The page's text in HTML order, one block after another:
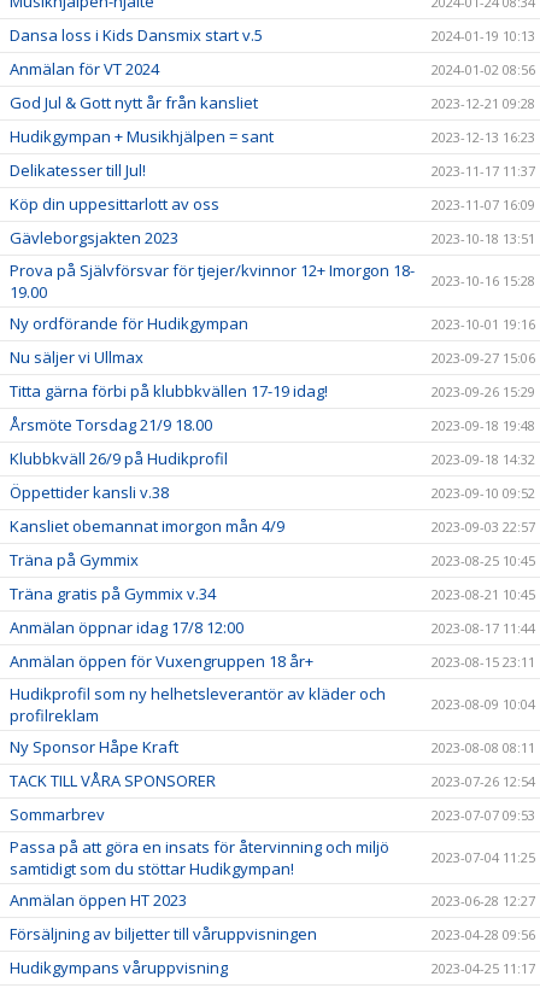
Dansa loss i Kids Dansmix start v.5 2024-01-19 10:13
Anmälan för VT 2024 2024-01-02 08:56
God Jul & Gott nytt år från kansliet 2023-12-21 09:28
Hudikgympan + Musikhjälpen = sant 2023-12-13 16:23
Delikatesser till Jul! 2023-11-17 11:37
Köp din uppesittarlott av oss 2023-11-07 16:09
Gävleborgsjakten 2023 2023-10-18 13:51
Prova på Självförsvar för tjejer/kvinnor 12+ Imorgon 18-
19.00
2023-10-16 15:28
Ny ordförande för Hudikgympan 2023-10-01 19:16
Nu säljer vi Ullmax 2023-09-27 15:06
Titta gärna förbi på klubbkvällen 17-19 idag! 2023-09-26 15:29
Årsmöte Torsdag 21/9 18.00 2023-09-18 19:48
Klubbkväll 26/9 på Hudikprofil 2023-09-18 14:32
Öppettider kansli v.38 2023-09-10 09:52
Kansliet obemannat imorgon mån 4/9 2023-09-03 22:57
Träna på Gymmix 2023-08-25 10:45
Träna gratis på Gymmix v.34 2023-08-21 10:45
Anmälan öppnar idag 17/8 12:00 2023-08-17 11:44
Anmälan öppen för Vuxengruppen 18 år+ 2023-08-15 23:11
Hudikprofil som ny helhetsleverantör av kläder och
profilreklam
2023-08-09 10:04
Ny Sponsor Håpe Kraft 2023-08-08 08:11
TACK TILL VÅRA SPONSORER 2023-07-26 12:54
Sommarbrev 2023-07-07 09:53
Passa på att göra en insats för återvinning och miljö
samtidigt som du stöttar Hudikgympan!
2023-07-04 11:25
Anmälan öppen HT 2023 2023-06-28 12:27
Försäljning av biljetter till våruppvisningen 2023-04-28 09:56
Hudikgympans våruppvisning 2023-04-25 11:17